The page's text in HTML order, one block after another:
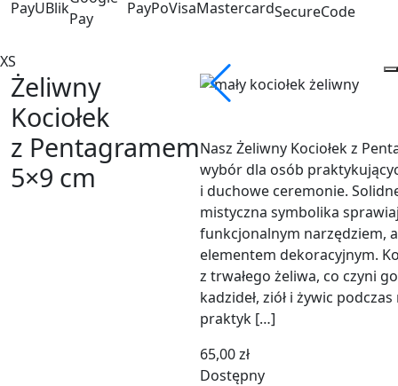
XS
Żeliwny
Kociołek
z Pentagramem
5×9 cm
Nasz Żeliwny Kociołek z
wybór dla osób
i duchowe ceremonie.
mistyczna symbolika
funkcjonalnym narzędziem,
elementem dekoracyjnym.
z trwałego żeliwa, co czyni
kadzideł, ziół i żywic
praktyk […]
65,00zł
Dostępny